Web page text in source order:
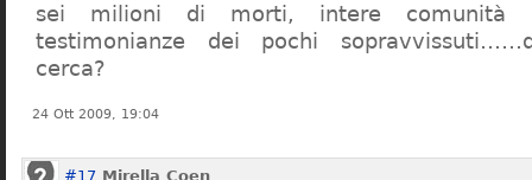
sei milioni di morti, intere comunità
testimonianze dei pochi
cerca?
24 Ott 2009, 19:04
#17 Mirella Coen